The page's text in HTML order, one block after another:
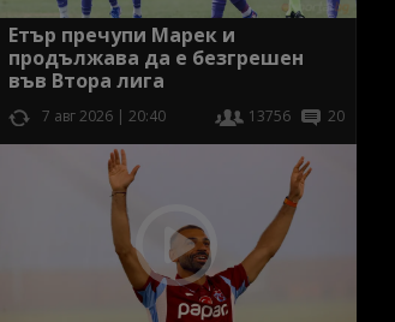
Етър пречупи Марек и
продължава да е безгрешен
във Втора лига
7 авг 2026 | 20:40 13756 20